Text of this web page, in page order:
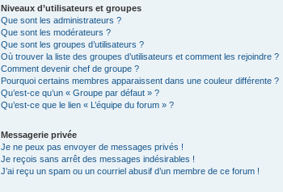
Niveaux d’utilisateurs et groupes
Que sont les administrateurs ?
Que sont les modérateurs ?
Que sont les groupes d’utilisateurs ?
Où trouver la liste des groupes d’utilisateurs et comment les rejoindre ?
Comment devenir chef de groupe ?
Pourquoi certains membres apparaissent dans une couleur différente ?
Qu’est-ce qu’un « Groupe par défaut » ?
Qu’est-ce que le lien « L’équipe du forum » ?
Messagerie privée
Je ne peux pas envoyer de messages privés !
Je reçois sans arrêt des messages indésirables !
J’ai reçu un spam ou un courriel abusif d’un membre de ce forum !